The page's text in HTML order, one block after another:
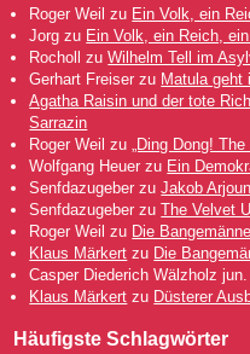
Roger Weil zu Ein Volk, ein
Jorg zu Ein Volk, ein Reich,
Rocholl
zuWilhelm Tell im
Gerhart Freiser zu Matula geht
Agatha Raisin und der tote
Sarrazin
Roger Weil zu
„Ding Dong!
Wolfgang Heuer zu Ein
Senfdazugeber zuJakob
Senfdazugeber zuThe Velvet
Roger Weil zu Die
Klaus Märkert zu Die
Casper Diederich Wälzholz jun.
Klaus Märkert zu Düsterer
Häufigste Schlagwörter